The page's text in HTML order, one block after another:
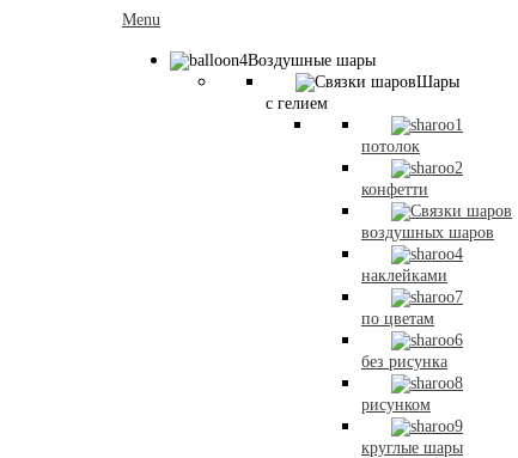
Menu
Воздушные шары
Шары
с гелием
потолок
конфетти
воздушных шаров
наклейками
по цветам
без рисунка
рисунком
круглые шары